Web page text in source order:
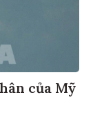
của Mỹ